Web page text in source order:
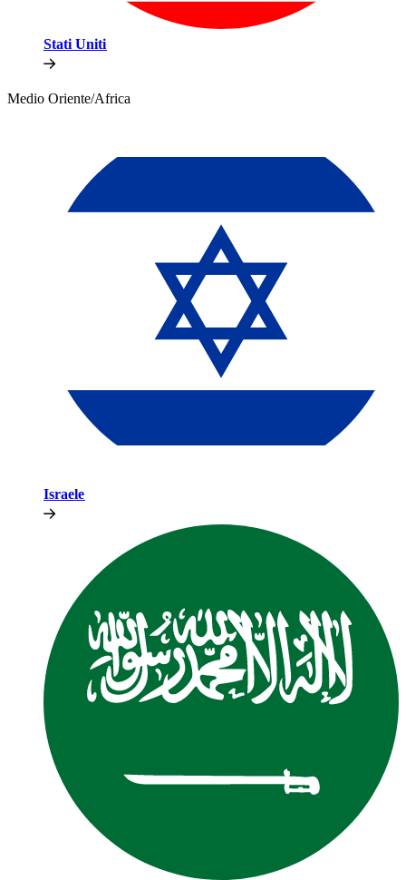
Stati Uniti​​
Medio Oriente/Africa​​
Israele​​